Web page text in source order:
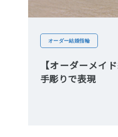
オーダー結婚指輪
【オーダーメイ
手彫りで表現